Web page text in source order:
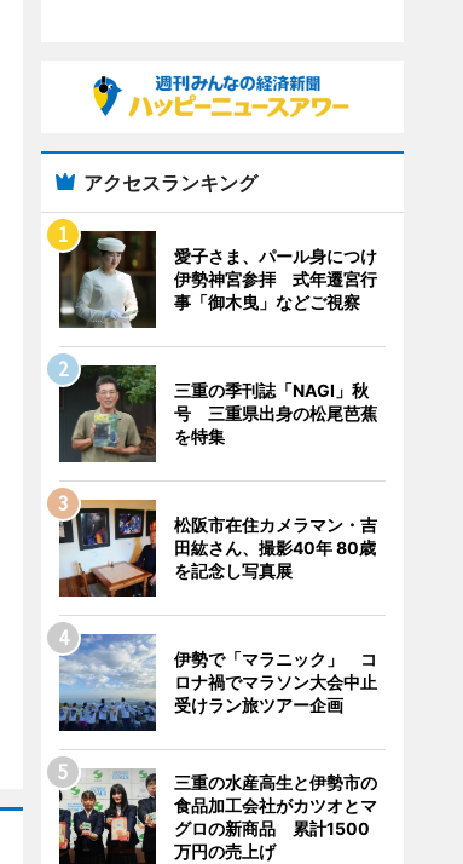
アクセスランキング
愛子さま、パール身につけ
伊勢神宮参拝 式年遷宮行
事「御木曳」などご視察
三重の季刊誌「NAGI」秋
号 三重県出身の松尾芭蕉
を特集
松阪市在住カメラマン・吉
田紘さん、撮影40年 80歳
を記念し写真展
伊勢で「マラニック」 コ
ロナ禍でマラソン大会中止
受けラン旅ツアー企画
三重の水産高生と伊勢市の
食品加工会社がカツオとマ
グロの新商品 累計1500
万円の売上げ